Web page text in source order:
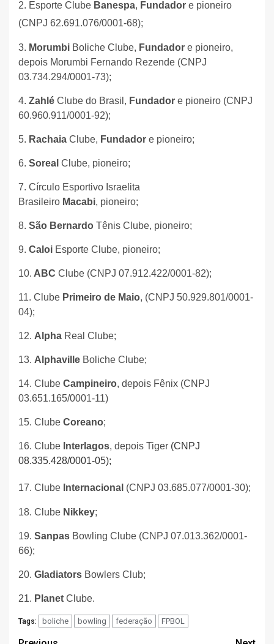
2. Esporte Clube Banespa, Fundador e pioneiro
(CNPJ 62.691.076/0001-68);
3. Morumbi Boliche Clube, Fundador e pioneiro,
depois Morumbi Fernando Rezende (CNPJ
03.734.294/0001-73);
4. Zahlé Clube do Brasil, Fundador e pioneiro (CNPJ
60.960.911/0001-92);
5. Rachaia Clube, Fundador e pioneiro;
6. Soreal Clube, pioneiro;
7. Círculo Esportivo Israelita
Brasileiro Macabi, pioneiro;
8. São Bernardo Tênis Clube, pioneiro;
9. Caloi Esporte Clube, pioneiro;
10. ABC Clube (CNPJ 07.912.422/0001-82);
11. Clube Primeiro de Maio, (CNPJ 50.929.801/0001-
04);
12. Alpha Real Clube;
13. Alphaville Boliche Clube;
14. Clube Campineiro, depois Fênix (CNPJ
03.651.165/0001-11)
15. Clube Coreano;
16. Clube Interlagos, depois Tiger (CNPJ
08.335.428/0001-05);
17. Clube Internacional (CNPJ 03.685.077/0001-30);
18. Clube Nikkey;
19. Sanpas Bowling Clube (CNPJ 07.013.362/0001-
66);
20. Gladiators Bowlers Club;
21. Planet Clube.
Tags: boliche bowling federação FPBOL